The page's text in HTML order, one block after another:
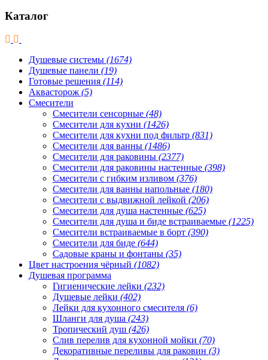
Каталог
Душевые системы (1674)
Душевые панели (19)
Готовые решения (114)
Аквасторож (5)
Смесители
Смесители сенсорные (48)
Смесители для кухни (1426)
Смесители для кухни под фильтр (831)
Смесители для ванны (1486)
Смесители для раковины (2377)
Смесители для раковины настенные (398)
Смесители с гибким изливом (376)
Смесители для ванны напольные (180)
Смесители с выдвижной лейкой (206)
Смесители для душа настенные (625)
Смесители для душа и биде встраиваемые (1225)
Смесители встраиваемые в борт (390)
Смесители для биде (644)
Садовые краны и фонтаны (35)
Цвет настроения чёрный (1082)
Душевая программа
Гигиенические лейки (232)
Душевые лейки (402)
Лейки для кухонного смесителя (6)
Шланги для душа (243)
Тропический душ (426)
Слив перелив для кухонной мойки (70)
Декоративные переливы для раковин (3)